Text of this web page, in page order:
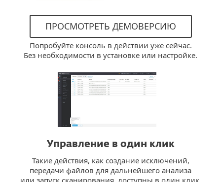
ПРОСМОТРЕТЬ ДЕМОВЕРСИЮ
Попробуйте консоль в действии уже сейчас.
Без необходимости в установке или настройке.
Управление в один клик
Такие действия, как создание исключений,
передачи файлов для дальнейшего анализа
или запуск сканирования, доступны в один клик.